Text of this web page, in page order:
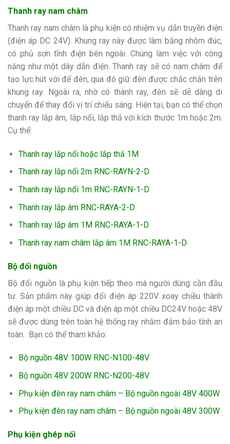
Thanh ray nam châm
Thanh ray nam châm là phụ kiện có nhiệm vụ dẫn truyền điện
(điện áp DC 24V). Khung ray này được làm bằng nhôm đúc,
có phủ sơn tĩnh điện bên ngoài. Chúng làm việc với công
năng như một dây dẫn điện. Thanh ray sẽ có nam châm để
tạo lực hút với đế đèn, qua đó giữ đèn được chắc chắn trên
khung ray. Ngoài ra, nhờ có thành ray, đèn sẽ dễ dàng di
chuyển để thay đổi vị trí chiếu sáng. Hiện tại, bạn có thể chọn
thanh ray lắp âm, lắp nổi, lắp thả với kích thước 1m hoặc 2m.
Cụ thể:
Thanh ray lắp nổi hoặc lắp thả 1M
Thanh ray lắp nổi 2m RNC-RAYN-2-D
Thanh ray lắp nổi 1m RNC-RAYN-1-D
Thanh ray lắp âm RNC-RAYA-2-D
Thanh ray lắp âm 1M RNC-RAYA-1-D
Thanh ray nam châm lắp âm 1M RNC-RAYA-1-D
Bộ đổi nguồn
Bộ đổi nguồn là phụ kiện tiếp theo mà người dùng cần đầu
tư. Sản phẩm nàygiúp đổi điện áp 220V xoay chiều thành
điện áp một chiều DC và điện áp một chiều DC24V hoặc 48V
sẽ được dùng trên toàn hệ thống ray nhằm đảm bảo tính an
toàn. Bạn có thể tham khảo:
Bộ nguồn 48V 100W RNC-N100-48V
Bộ nguồn 48V 200W RNC-N200-48V
Phụ kiện đèn ray nam châm – Bộ nguồn ngoài 48V 400W
Phụ kiện đèn ray nam châm – Bộ nguồn ngoài 48V 300W
Phụ kiện ghép nối